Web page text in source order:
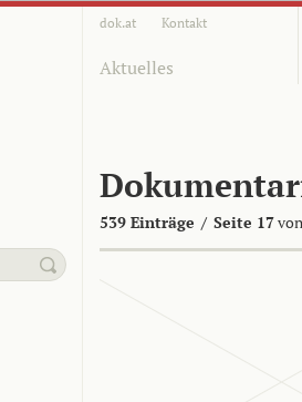
dok.at Kontakt
Aktuelles
539 Einträge / Seite 17